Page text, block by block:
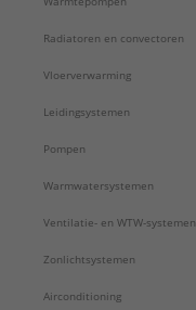
Radiatoren en convectoren
Vloerverwarming
Leidingsystemen
Pompen
Warmwatersystemen
Ventilatie- en WTW-systemen
Zonlichtsystemen
Airconditioning